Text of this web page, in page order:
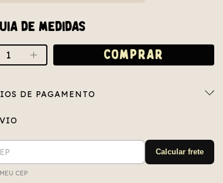
de medidas
DE PAGAMENTO
para o CEP:
ALTERAR CEP
Calcular frete
CEP